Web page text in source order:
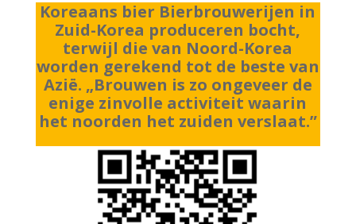
Koreaans bier Bierbrouwerijen in
Zuid-Korea produceren bocht,
terwijl die van Noord-Korea
worden gerekend tot de beste van
Azië. „Brouwen is zo ongeveer de
enige zinvolle activiteit waarin
het noorden het zuiden verslaat.”